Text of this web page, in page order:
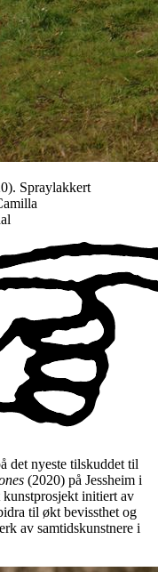
Spraylakkert
det nyeste tilskuddet til
(2020) på Jessheim i
initiert av
til økt bevissthet og
av samtidskunstnere i